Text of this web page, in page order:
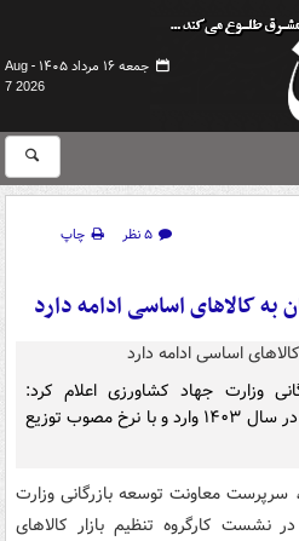
جمعه ۱۶ مرداد ۱۴۰۵ -
Aug
7 2026
۵ نظر
چاپ
وزارت جهاد کشاورزی اعلام کرد:
تخصیص ارز کالاهای اساسی که در سال ۱۴۰۳ وارد و با نرخ مصوب توزیع
سرپرست معاونت توسعه بازرگانی وزارت
نشست کارگروه تنظیم بازار کالاهای